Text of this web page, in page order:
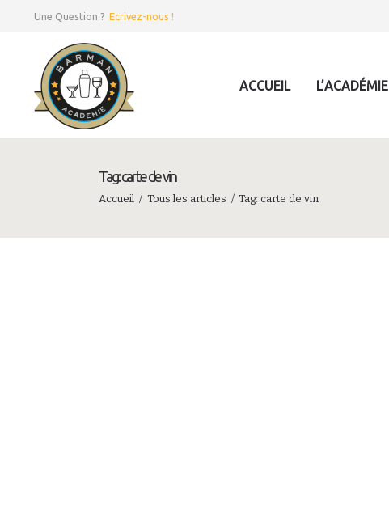
Une Question ? Ecrivez-nous !
ACCUEIL L’ACADÉMIE
Tag: carte de vin
Accueil Tous les articles Tag: carte de vin